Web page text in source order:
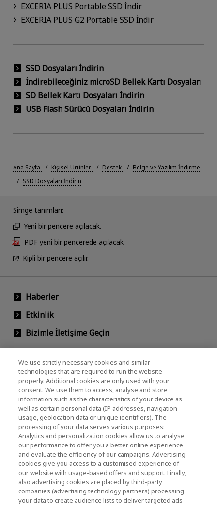
EXCERIA PLUS Portable SSD İndir
EXCERIA PLUS G2 Portable SSD İndir
SSD Dosyaları İndirin
İndirebileceğiniz microSD Bellek Kartı Dosyaları
SD Bellek Kartı Dosyaları İndirin
USB Flash Sürücü Dosyaları İndirin
Ana Sayfa Kişisel Ürünler Destek
Belge ve Yazılım İndirme
SSD Dosyaları İndirin
Simge tanımları:
Yeni bir pencere açılacak.
PDF yeni bir pencerede açılacak.
Kipli bir pencere açılır.
Haberler
Etkinlik
Bizimle İletişime Geçin
KIOXIA Holdings Corporation (Kurumsal /
Yatırımcı İlişkileri)
KIOXIA Holdings Corporation Home
Yatırımcı İlişkileri
Gizlilik Politikası
We use strictly necessary cookies and similar
technologies that are required to run the website
properly. Additional cookies are only used with your
consent. We use them to access, analyse and store
information such as the characteristics of your device as
well as certain personal data (IP addresses, navigation
usage, geolocation data or unique identifiers). The
processing of your data serves various purposes:
Analytics and personalization cookies allow us to analyse
our performance to offer you a better online experience
and evaluate the efficiency of our campaigns. Advertising
cookies give you access to a customised experience of
our website with usage-based offers and support. Finally,
also advertising cookies are placed by third-party
companies (advertising technology partners) processing
your data to create audience lists to deliver targeted ads